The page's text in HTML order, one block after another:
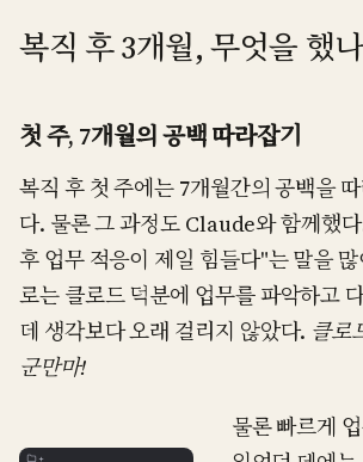
복직 후 3개월, 무엇을 했나
첫 주, 7개월의 공백 따라잡기
복직 후 첫 주에는 7개월간의 공백을
다. 물론 그 과정도 Claude와 함께했
후 업무 적응이 제일 힘들다"는 말을
로는 클로드 덕분에 업무를 파악하고
데 생각보다 오래 걸리지 않았다. 클로
군만마!
물론 빠르게